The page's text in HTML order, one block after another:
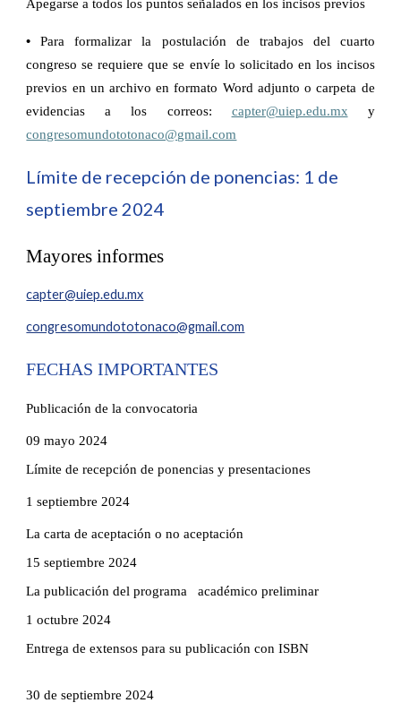
Apegarse a todos los puntos señalados en los incisos previos
•Para formalizar la postulación de trabajos del cuarto
congreso se requiere que se envíe lo solicitado en los incisos
previos en un archivo en formato Word adjunto o carpeta de
evidencias a los correos: capter@uiep.edu.mx y
congresomundototonaco@gmail.com
Límite de recepción de ponencias: 1 de
septiembre 2024
Mayores informes
capter@uiep.edu.mx
congresomundototonaco@gmail.com
FECHAS IMPORTANTES
Publicación de la convocatoria
09 mayo 2024
Límite de recepción de ponencias y presentaciones
1 septiembre 2024
La carta de aceptación o no aceptación
15 septiembre 2024
La publicación del programa
académico preliminar
1 octubre 2024
Entrega de extensos para su publicación con ISBN
30 de septiembre 2024